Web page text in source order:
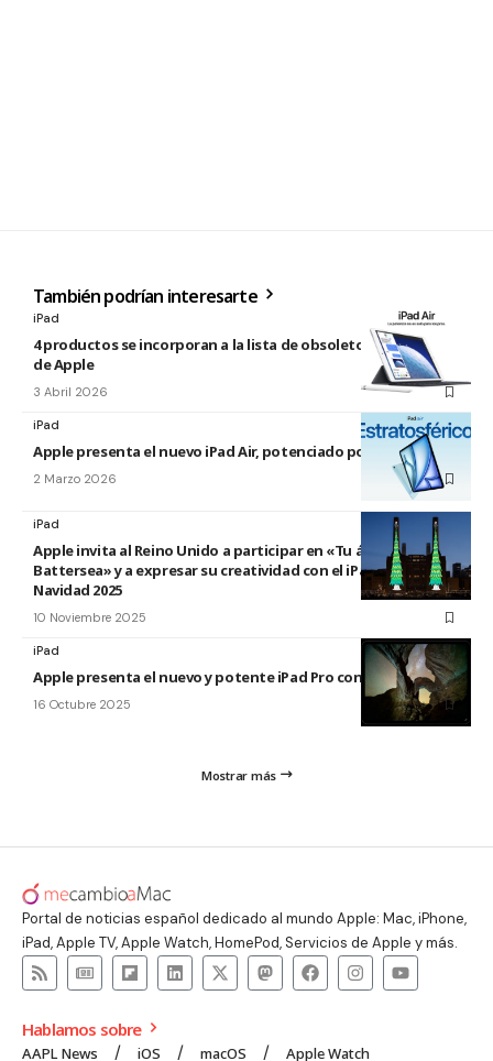
También podrían interesarte
iPad
4 productos se incorporan a la lista de obsoletos y antiguos
de Apple
3 Abril 2026
iPad
Apple presenta el nuevo iPad Air, potenciado por el M4
2 Marzo 2026
iPad
Apple invita al Reino Unido a participar en «Tu árbol en
Battersea» y a expresar su creatividad con el iPad esta
Navidad 2025
10 Noviembre 2025
iPad
Apple presenta el nuevo y potente iPad Pro con el chip M5
16 Octubre 2025
Mostrar más
Portal de noticias español dedicado al mundo Apple: Mac, iPhone,
iPad, Apple TV, Apple Watch, HomePod, Servicios de Apple y más.
Hablamos sobre
AAPL News iOS macOS Apple Watch